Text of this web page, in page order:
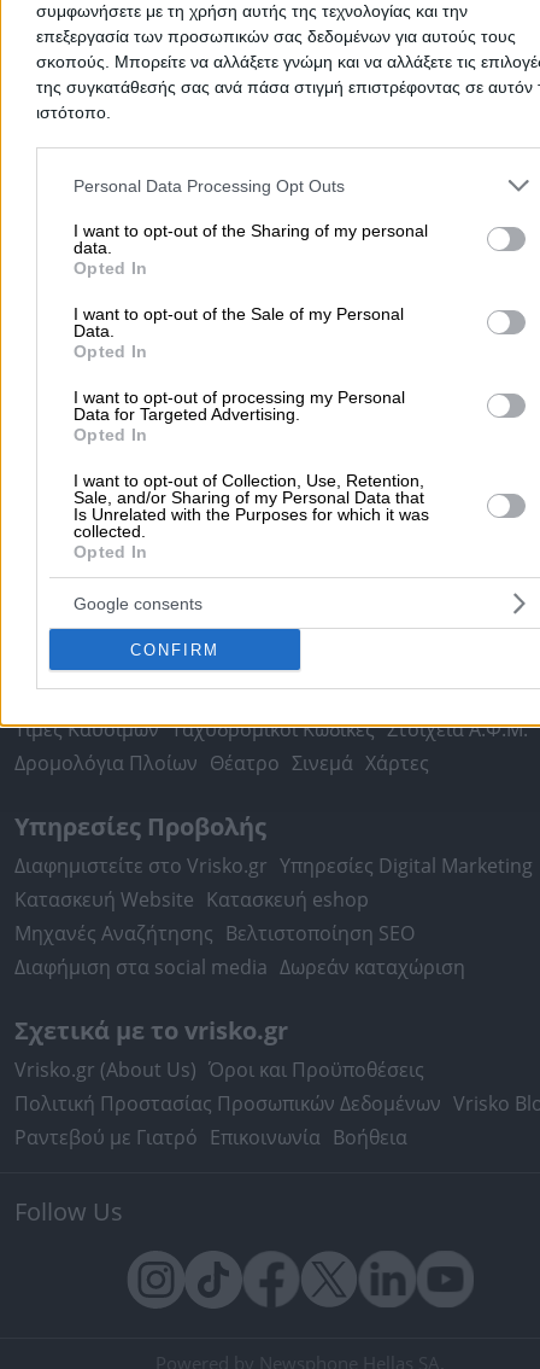
συμφωνήσετε με τη χρήση αυτής της τεχνολογίας και την
επεξεργασία των προσωπικών σας δεδομένων για αυτούς τους
σκοπούς. Μπορείτε να αλλάξετε γνώμη και να αλλάξετε τις
της συγκατάθεσής σας ανά πάσα στιγμή επιστρέφοντας σε αυτόν
ιστότοπο.
Please note that this website/app uses one or more Google
and may gather and store information including but not limited to
to Google and its third-party tags to use your data for below
purposes in below Google consent section.
Personal Data Processing Opt Outs
I want to opt-out of the Sharing of my personal
data.
Opted In
I want to opt-out of the Sale of my Personal
Data.
Opted In
I want to opt-out of processing my Personal
Data for Targeted Advertising.
Opted In
I want to opt-out of Collection, Use, Retention,
Sale, and/or Sharing of my Personal Data that
Is Unrelated with the Purposes for which it was
collected.
Opted In
Google consents
CONFIRM
Προσθήκη αξιολόγησης
Αρχική > Νομός ΚΙΛΚΙΣ
Γιαπατζής Χρήστος Τ.
Δημοφιλείς Αναζητήσεις
Μετακομίσεις & Μεταφορές
Συνεργεία Αυτοκινήτων
Υδραυλικοί - Υδραυλικές Εγκαταστάσεις
περισσότερα >>
Θεσσαλονίκη Πάτρα Λάρισα Ηράκλειο
Περιστέρι Καβάλα Τρίπολη Καλλιθέα Σέρρες
Πειραιάς Κέρκυρα
περισσότερα >>
Χρήσιμα Σήμερα
Εφημερίες Φαρμακείων Εφημερίες Νοσοκομείων
Τιμές Καυσίμων Ταχυδρομικοί Κώδικες Στοιχεία Α.Φ.Μ.
Δρομολόγια Πλοίων Θέατρο Σινεμά Χάρτες
Υπηρεσίες Προβολής
Διαφημιστείτε στο Vrisko.gr Υπηρεσίες Digital Marketing
Κατασκευή Website Κατασκευή eshop
Μηχανές Αναζήτησης Βελτιστοποίηση SEO
Διαφήμιση στα social media Δωρεάν καταχώριση
Σχετικά με το vrisko.gr
Vrisko.gr (About Us) Όροι και Προϋποθέσεις
Πολιτική Προστασίας Προσωπικών Δεδομένων Vrisko
Ραντεβού με Γιατρό Επικοινωνία Βοήθεια
Follow Us
Powered by Newsphone Hellas SA.